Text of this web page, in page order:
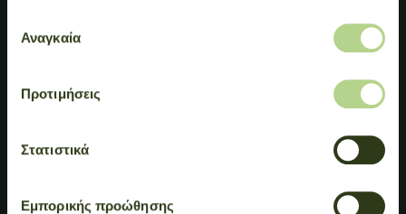
των υπηρεσιών τους.
συγκατάθεσης
Αναγκαία
Προτιμήσεις
Στατιστικά
Εμπορικής προώθησης